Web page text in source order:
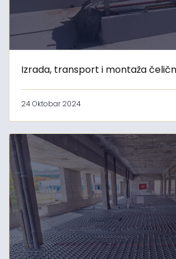
Izrada, transport i montaža
24 Oktobar 2024